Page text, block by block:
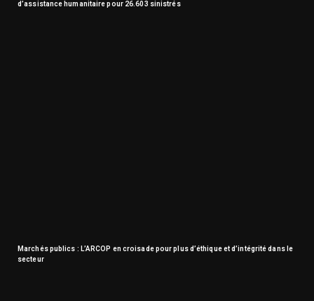
d’assistance humanitaire pour 26.603 sinistrés
Marchés publics : L’ARCOP en croisade pour plus d’éthique et d’intégrité dans le
secteur